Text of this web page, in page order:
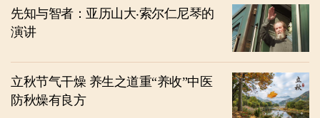
先知与智者：亚历山大‧索尔仁尼琴的
演讲
立秋节气干燥 养生之道重“养收”中医
防秋燥有良方